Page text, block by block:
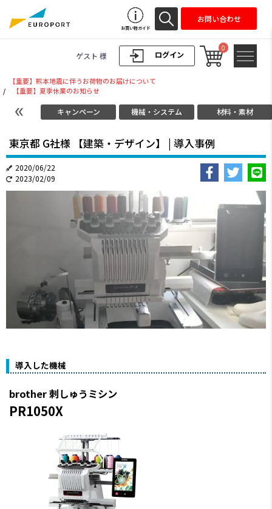
ログイン
ゲスト 様
0
お買い物ガイド
お問い合わせ
【重要】熊本地震に伴うお荷物のお届けについて
/
【重要】夏季休業のお知らせ
キャンペーン 機械・システム 材料・素材
東京都 G社様 【建築・デザイン】 | 導入事例
2020/06/22
2023/02/09
導入した機械
brother 刺しゅうミシン
PR1050X